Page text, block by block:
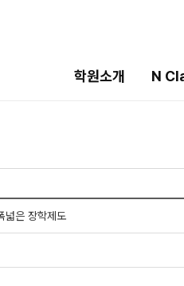
학원소개 N
터스쿨
학습
학습
넓은 장학제도